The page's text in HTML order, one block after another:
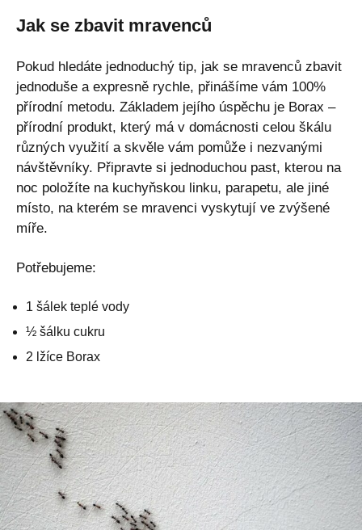
Jak se zbavit mravenců
Pokud hledáte jednoduchý tip, jak se mravenců zbavit
jednoduše a expresně rychle, přinášíme vám 100%
přírodní metodu. Základem jejího úspěchu je Borax –
přírodní produkt, který má v domácnosti celou škálu
různých využití a skvěle vám pomůže i nezvanými
návštěvníky. Připravte si jednoduchou past, kterou na
noc položíte na kuchyňskou linku, parapetu, ale jiné
místo, na kterém se mravenci vyskytují ve zvýšené
míře.
Potřebujeme:
1 šálek teplé vody
½ šálku cukru
2 lžíce Borax